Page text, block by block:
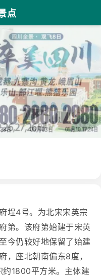
点
埕4号。为北宋宋英宗
第。该府第始建于宋英
今仍较好地保留了始建
，座北朝南偏东8度，
1800平方米。主体建